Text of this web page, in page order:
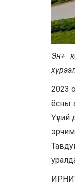
Эн+
хүр
2023
ёсны